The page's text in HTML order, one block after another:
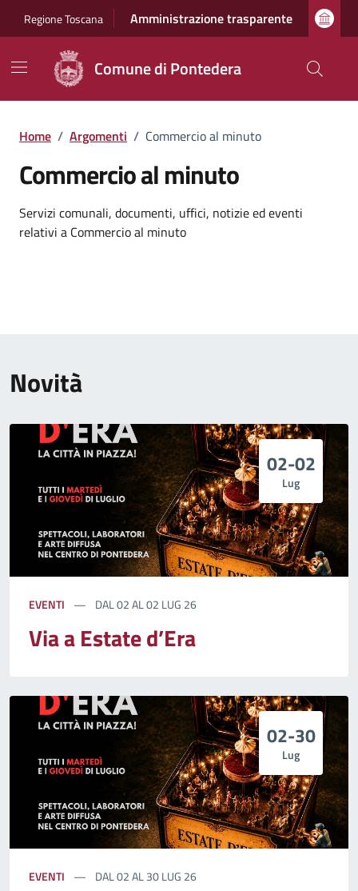
Regione Toscana Amministrazione trasparente
Comune di Pontedera
Home / Argomenti / Commercio al minuto
Commercio al minuto
Dettagli dell'argomento
Servizi comunali, documenti, uffici, notizie ed eventi
relativi a Commercio al minuto
Novità
02-02
Lug
EVENTI DAL 02 AL 02 LUG 26
Via a Estate d’Era
02-30
Lug
EVENTI DAL 02 AL 30 LUG 26